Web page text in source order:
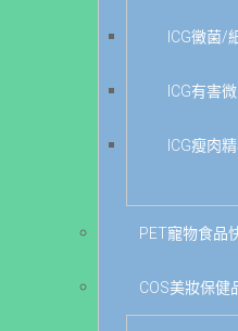
ICG黴菌/
ICG有害
ICG瘦肉
PET寵物食品
COS美妝保健